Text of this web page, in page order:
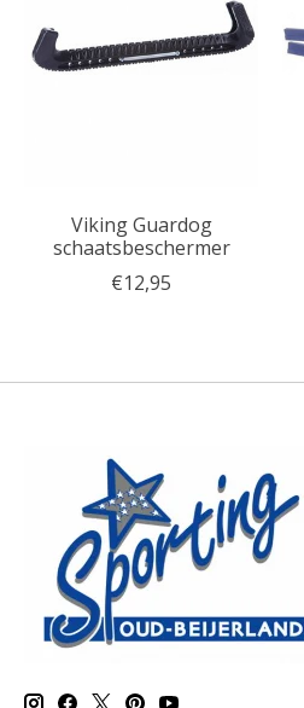
Viking Guardog
schaatsbeschermer
€12,95